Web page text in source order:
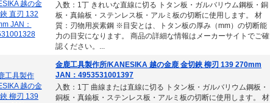
入数：1丁 きれいな直線に切る トタン板・ガルバリウム鋼板・銅
板・真鍮板・ステンレス板・アルミ板の切断に使用します。 材
質：刃物用炭素鋼 ※目安とは、トタン板の厚み（mm）の切断能
力の目安になります。 商品の詳細な情報はメーカーサイトでご確
認ください。...
金鹿工具製作所/KANESIKA 越の金鹿 金切鋏 柳刃 139 270mm
JAN：4953531001397
入数：1丁 曲線または直線に切る トタン板・ガルバリウム鋼板・
銅板・真鍮板・ステンレス板・アルミ板の切断に使用します。 材